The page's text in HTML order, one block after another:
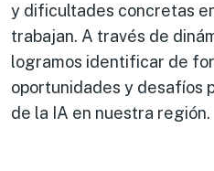
y dificultades concretas
trabajan. A través de
logramos identificar de
oportunidades y desafíos
de la IA en nuestra región.